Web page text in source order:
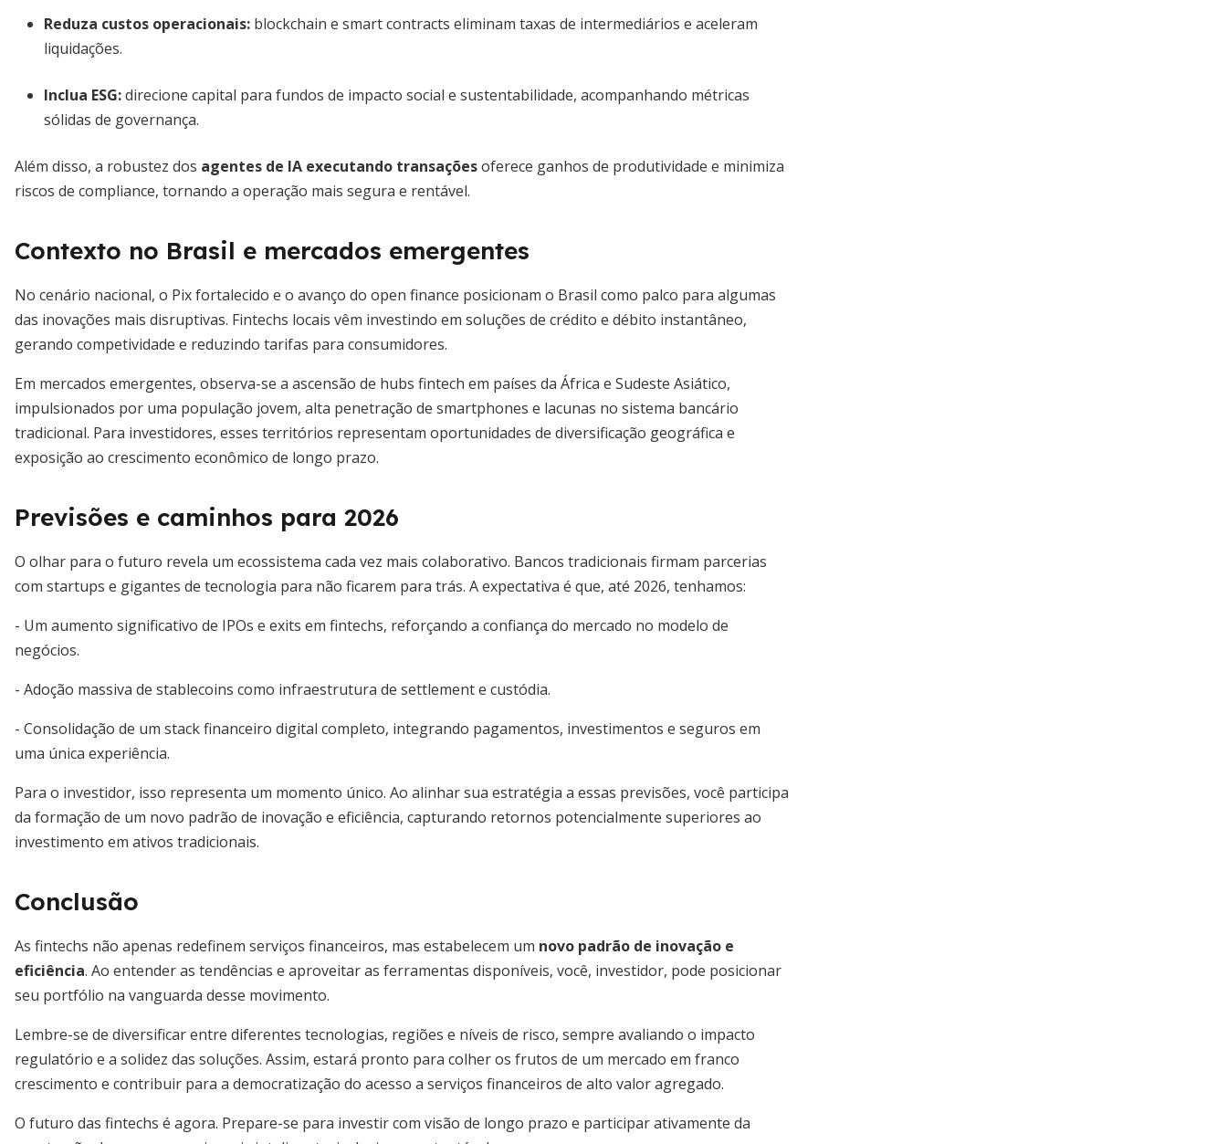
Reduza custos operacionais: blockchain e smart contracts eliminam taxas de intermediários e aceleram
liquidações.
Inclua ESG:direcione capital para fundos de impacto social e sustentabilidade, acompanhando métricas
sólidas de governança.
Além disso, a robustez dos agentes de IA executando transaçõesoferece ganhos de produtividade e minimiza
riscos de compliance, tornando a operação mais segura e rentável.
Contexto no Brasil e mercados emergentes
No cenário nacional, o Pix fortalecido e o avanço do open finance posicionam o Brasil como palco para algumas
das inovações mais disruptivas. Fintechs locais vêm investindo em soluções de crédito e débito instantâneo,
gerando competividade e reduzindo tarifas para consumidores.
Em mercados emergentes, observa-se a ascensão de hubs fintech em países da África e Sudeste Asiático,
impulsionados por uma população jovem, alta penetração de smartphones e lacunas no sistema bancário
tradicional. Para investidores, esses territórios representam oportunidades de diversificação geográfica e
exposição ao crescimento econômico de longo prazo.
Previsões e caminhos para 2026
O olhar para o futuro revela um ecossistema cada vez mais colaborativo. Bancos tradicionais firmam parcerias
com startups e gigantes de tecnologia para não ficarem para trás. A expectativa é que, até 2026, tenhamos:
- Um aumento significativo de IPOs e exits em fintechs, reforçando a confiança do mercado no modelo de
negócios.
- Adoção massiva de stablecoins como infraestrutura de settlement e custódia.
- Consolidação de um stack financeiro digital completo, integrando pagamentos, investimentos e seguros em
uma única experiência.
Para o investidor, isso representa um momento único. Ao alinhar sua estratégia a essas previsões, você participa
da formação de um novo padrão de inovação e eficiência, capturando retornos potencialmente superiores ao
investimento em ativos tradicionais.
Conclusão
As fintechs não apenas redefinem serviços financeiros, mas estabelecem um novo padrão de inovação e
eficiência. Ao entender as tendências e aproveitar as ferramentas disponíveis, você, investidor, pode posicionar
seu portfólio na vanguarda desse movimento.
Lembre-se de diversificar entre diferentes tecnologias, regiões e níveis de risco, sempre avaliando o impacto
regulatório e a solidez das soluções. Assim, estará pronto para colher os frutos de um mercado em franco
crescimento e contribuir para a democratização do acesso a serviços financeiros de alto valor agregado.
O futuro das fintechs é agora. Prepare-se para investir com visão de longo prazo e participar ativamente da